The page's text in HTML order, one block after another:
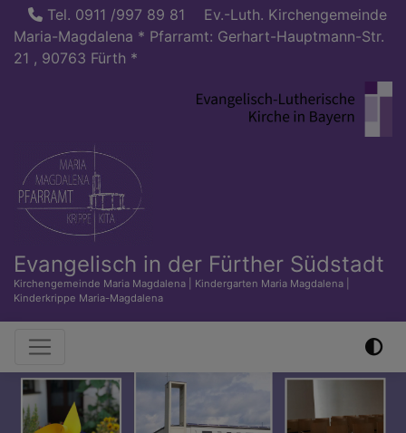
Direkt
zum
Inhalt
Tel. 0911 /997 89 81
Ev.-Luth. Kirchengemeinde
Maria-Magdalena * Pfarramt: Gerhart-Hauptmann-Str.
21 , 90763 Fürth *
Evangelisch in der Fürther Südstadt
Kirchengemeinde Maria Magdalena | Kindergarten Maria Magdalena |
Kinderkrippe Maria-Magdalena
Hauptnavigation